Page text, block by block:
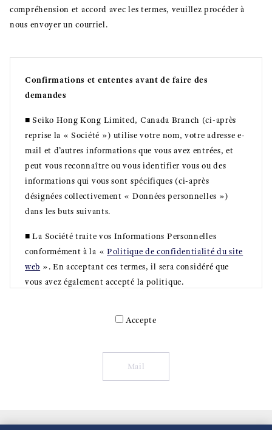
compréhension et accord avec les termes, veuillez procéder à
nous envoyer un courriel.
Confirmations et ententes avant de faire des
demandes
■ Seiko Hong Kong Limited, Canada Branch (ci-après
reprise la « Société ») utilise votre nom, votre adresse e-
mail et d’autres informations que vous avez entrées, et
peut vous reconnaître ou vous identifier vous ou des
informations qui vous sont spécifiques (ci-après
désignées collectivement « Données personnelles »)
dans les buts suivants.
■ La Société traite vos Informations Personnelles
conformément à la « Politique de confidentialité du site
web ». En acceptant ces termes, il sera considéré que
vous avez également accepté la politique.
Assurer le service après-vente.
destinés uniquement au destinataire. Vous ne devezpas
Accepte
Mail